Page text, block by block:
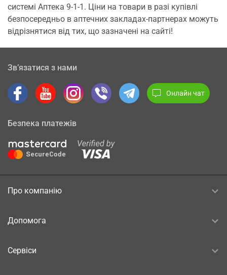
системі Аптека 9-1-1. Ціни на товари в разі купівлі
безпосередньо в аптечних закладах-партнерах можуть
відрізнятися від тих, що зазначені на сайті!
Зв’язатися з нами
Онлайн чат
Безпека платежів
Про компанію
Допомога
Сервіси